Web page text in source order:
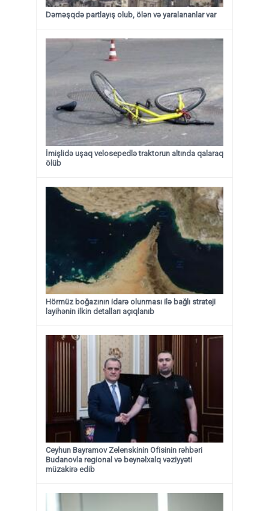
Dəməşqdə partlayış olub, ölən və yaralananlar var
İmişlidə uşaq velosepedlə traktorun altında qalaraq
ölüb
Hörmüz boğazının idarə olunması ilə bağlı strateji
layihənin ilkin detalları açıqlanıb
Ceyhun Bayramov Zelenskinin Ofisinin rəhbəri
Budanovla regional və beynəlxalq vəziyyəti
müzakirə edib